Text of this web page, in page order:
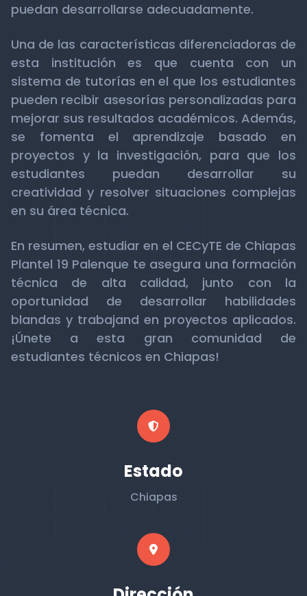
puedan desarrollarse adecuadamente.
Una de las características diferenciadoras de
esta institución es que cuenta con un
sistema de tutorías en el que los estudiantes
pueden recibir asesorías personalizadas para
mejorar sus resultados académicos. Además,
se fomenta el aprendizaje basado en
proyectos y la investigación, para que los
estudiantes puedan desarrollar su
creatividad y resolver situaciones complejas
en su área técnica.
En resumen, estudiar en el CECyTE de Chiapas
Plantel 19 Palenque te asegura una formación
técnica de alta calidad, junto con la
oportunidad de desarrollar habilidades
blandas y trabajand en proyectos aplicados.
¡Únete a esta gran comunidad de
estudiantes técnicos en Chiapas!
Estado
Chiapas